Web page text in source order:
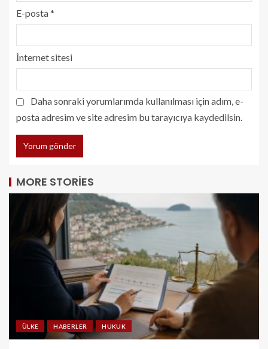
E-posta*
İnternet sitesi
Daha sonraki yorumlarımda kullanılması için adım, e-
posta adresim ve site adresim bu tarayıcıya kaydedilsin.
MORE STORIES
ÜLKE HABERLER HUKUK